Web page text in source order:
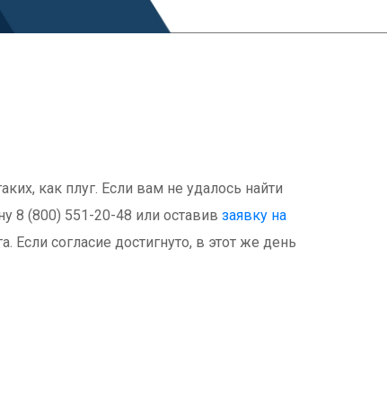
как плуг. Если вам не удалось найти
8 (800) 551-20-48 или оставив заявку на
Если согласие достигнуто, в этот же день